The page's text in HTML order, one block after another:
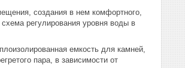
создания в нем комфортного,
регулирования уровня воды в
емкость для камней,
пара, в зависимости от